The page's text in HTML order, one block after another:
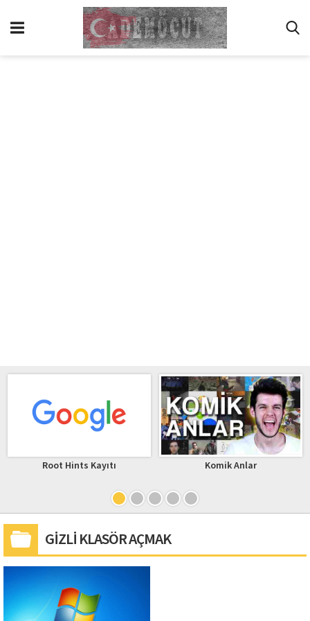
Root Hints Kayıtı Komik Anlar
GİZLİ KLASÖR AÇMAK